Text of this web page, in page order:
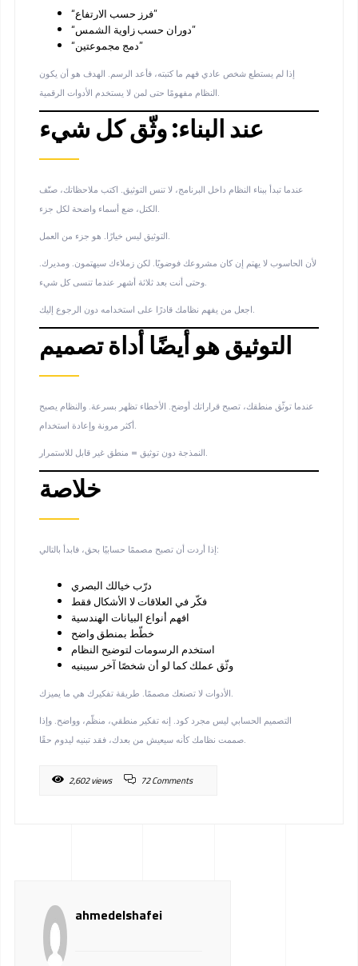
“فرز حسب الارتفاع”
“دوران حسب زاوية الشمس”
“دمج مجموعتين”
إذا لم يستطع شخص عادي فهم ما كتبته، فأعد الرسم. الهدف هو أن يكون
النظام مفهومًا حتى لمن لا يستخدم الأدوات الرقمية.
عند البناء: وثّق كل شيء
عندما تبدأ ببناء النظام داخل البرنامج، لا تنس التوثيق. اكتب ملاحظاتك، صنّف
الكتل، ضع أسماء واضحة لكل جزء.
التوثيق ليس خيارًا. هو جزء من العمل.
لأن الحاسوب لا يهتم إن كان مشروعك فوضويًا. لكن زملاءك سيهتمون. ومديرك.
وحتى أنت بعد ثلاثة أشهر عندما تنسى كل شيء.
اجعل من يفهم نظامك قادرًا على استخدامه دون الرجوع إليك.
التوثيق هو أيضًا أداة تصميم
عندما توثّق منطقك، تصبح قراراتك أوضح. الأخطاء تظهر بسرعة. والنظام يصبح
أكثر مرونة وإعادة استخدام.
النمذجة دون توثيق = منطق غير قابل للاستمرار.
خلاصة
إذا أردت أن تصبح مصممًا حسابيًا بحق، فابدأ بالتالي:
درّب خيالك البصري
فكّر في العلاقات لا الأشكال فقط
افهم أنواع البيانات الهندسية
خطّط بمنطق واضح
استخدم الرسومات لتوضيح النظام
وثّق عملك كما لو أن شخصًا آخر سيبنيه
الأدوات لا تصنعك مصممًا. طريقة تفكيرك هي ما يميزك.
التصميم الحسابي ليس مجرد كود. إنه تفكير منطقي، منظّم، وواضح. وإذا
صممت نظامك كأنه سيعيش من بعدك، فقد تبنيه ليدوم حقًا.
2,602 views 72 Comments
ahmedelshafei